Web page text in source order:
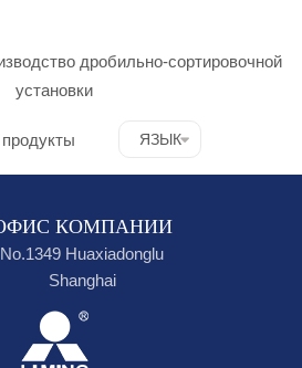
дробильно-сортировочной
установки
ЯЗЫК
КОМПАНИИ
No.1349 Huaxiadonglu
Shanghai